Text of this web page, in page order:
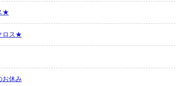
★
ロス★
お休み